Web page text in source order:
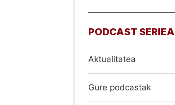
PODCAST SERIEA
Aktualitatea
Gure podcastak